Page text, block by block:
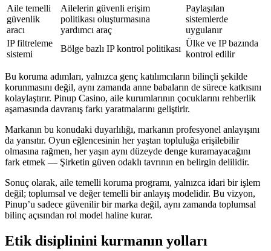
Aile temelli
güvenlik
aracı
Ailelerin güvenli erişim
politikası oluşturmasına
yardımcı araç
Paylaşılan
sistemlerde
uygulanır
IP filtreleme
sistemi
Bölge bazlı IP kontrol politikası
Ülke ve IP bazında
kontrol edilir
Bu koruma adımları, yalnızca genç katılımcıların bilinçli şekilde
korunmasını değil, aynı zamanda anne babaların de sürece katkısını
kolaylaştırır. Pinup Casino, aile kurumlarının çocuklarını rehberlik
aşamasında davranış farkı yaratmalarını geliştirir.
Markanın bu konudaki duyarlılığı, markanın profesyonel anlayışını
da yansıtır. Oyun eğlencesinin her yaştan topluluğa erişilebilir
olmasına rağmen, her yaşın aynı düzeyde denge kuramayacağını
fark etmek — Şirketin güven odaklı tavrının en belirgin delilidir.
Sonuç olarak, aile temelli koruma programı, yalnızca idari bir işlem
değil; toplumsal ve değer temelli bir anlayış modelidir. Bu vizyon,
Pinup’u sadece güvenilir bir marka değil, aynı zamanda toplumsal
bilinç açısından rol model haline kurar.
Etik disiplinini kurmanın yolları